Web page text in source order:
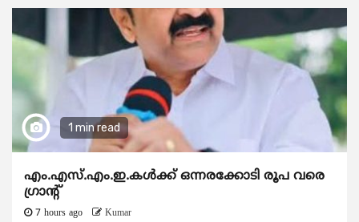
1 min read
എം.എസ്.എം.ഇ.കൾക്ക് ഒന്നരക്കോടി രൂപ വരെ
ഗ്രാന്റ്
7 hours ago Kumar